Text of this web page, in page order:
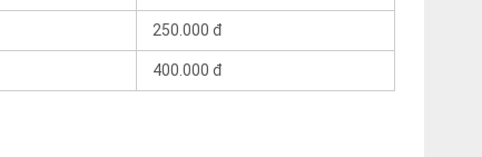
250.000 đ
400.000 đ